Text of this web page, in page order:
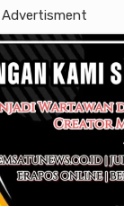
Advertisment